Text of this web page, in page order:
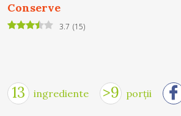
Conserve
3.7 (15)
13 ingrediente >9 porții